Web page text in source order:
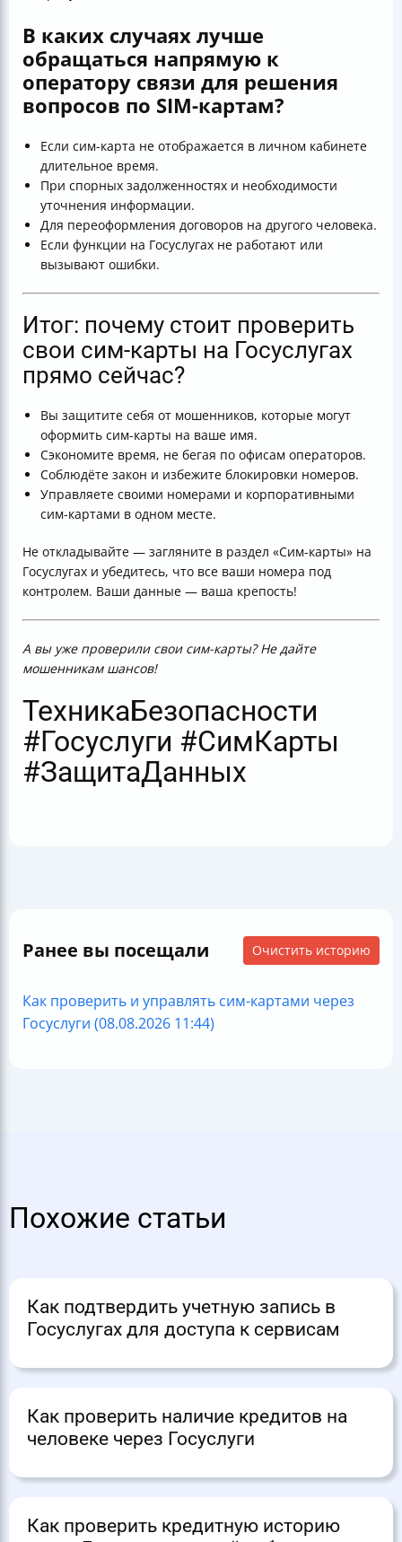
В каких случаях лучше
обращаться напрямую к
оператору связи для решения
вопросов по SIM-картам?
Если сим-карта не отображается в личном кабинете
длительное время.
При спорных задолженностях и необходимости
уточнения информации.
Для переоформления договоров на другого человека.
Если функции на Госуслугах не работают или
вызывают ошибки.
Итог: почему стоит проверить
свои сим-карты на Госуслугах
прямо сейчас?
Вы защитите себя от мошенников, которые могут
оформить сим-карты на ваше имя.
Сэкономите время, не бегая по офисам операторов.
Соблюдёте закон и избежите блокировки номеров.
Управляете своими номерами и корпоративными
сим-картами в одном месте.
Не откладывайте — загляните в раздел «Сим-карты» на
Госуслугах и убедитесь, что все ваши номера под
контролем. Ваши данные — ваша крепость!
А вы уже проверили свои сим-карты? Не дайте
мошенникам шансов!
ТехникаБезопасности
#Госуслуги #СимКарты
#ЗащитаДанных
Ранее вы посещали Очистить историю
Как проверить и управлять сим-картами через
Госуслуги (08.08.2026 11:44)
Похожие статьи
Как подтвердить учетную запись в
Госуслугах для доступа к сервисам
Как проверить наличие кредитов на
человеке через Госуслуги
Как проверить кредитную историю